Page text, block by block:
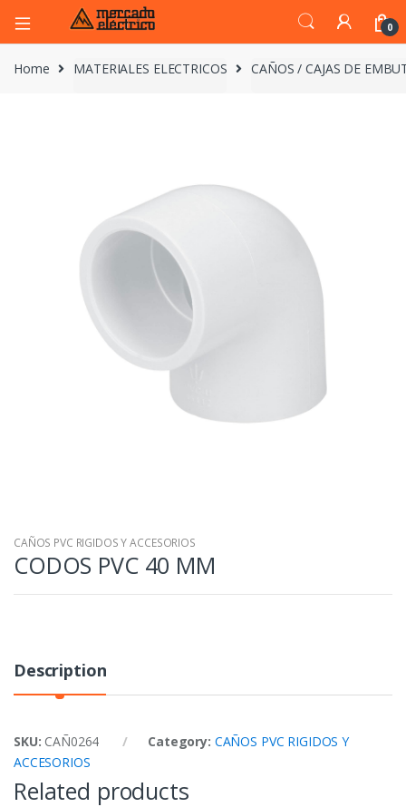
0
Home MATERIALES ELECTRICOS CAÑOS / CAJAS DE
CAÑOS PVC RIGIDOS Y ACCESORIOS
CODOS PVC 40 MM
Description
SKU: CAÑ0264 Category: CAÑOS PVC RIGIDOS Y
ACCESORIOS
Related products